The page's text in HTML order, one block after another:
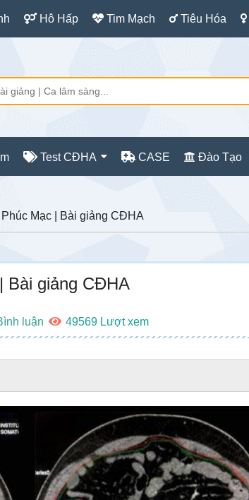
Hô Hấp Tim Mạch Tiêu Hóa
Test CĐHA CASE Đào Tạo
Mạc | Bài giảng CĐHA
Bài giảng CĐHA
luận 49569